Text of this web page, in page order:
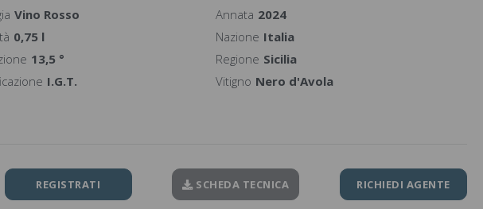
Vino Rosso Annata 2024
0,75 l Nazione Italia
13,5 ° Regione Sicilia
I.G.T. Vitigno Nero d'Avola
REGISTRATI SCHEDA TECNICA RICHIEDI AGENTE